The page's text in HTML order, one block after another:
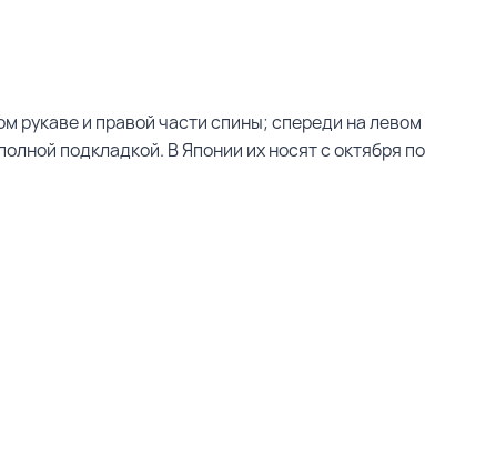
рукаве и правой части спины; спереди на левом
подкладкой. В Японии их носят с октября по